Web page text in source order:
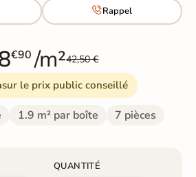
Rappel
€90 /m²42,50 €
sur le prix public conseillé
1.9 m² par boîte 7 pièces
QUANTITÉ